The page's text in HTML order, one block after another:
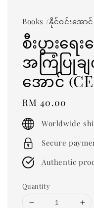
Books /နိုင်ဝင်းအောင်
စီးပွားရေ
အကြံပြုချ
အောင်
Regular
price
RM 40.00
Worldwide
Secure
Authentic
Quantity